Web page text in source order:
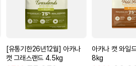
[유통기한26년12월] 아카나
캣 그래스랜드 4.5kg
아카나 캣 와일
8kg